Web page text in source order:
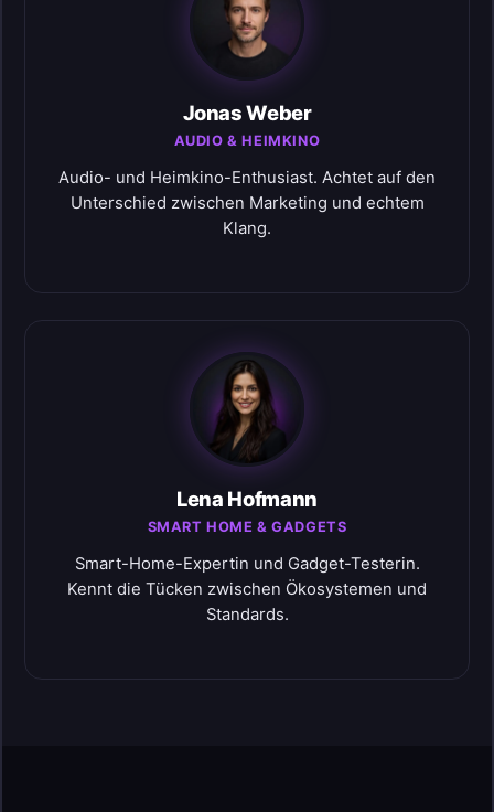
Jonas Weber
AUDIO & HEIMKINO
Audio- und Heimkino-Enthusiast. Achtet auf den
Unterschied zwischen Marketing und echtem
Klang.
Lena Hofmann
SMART HOME & GADGETS
Smart-Home-Expertin und Gadget-Testerin.
Kennt die Tücken zwischen Ökosystemen und
Standards.